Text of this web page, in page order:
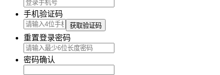
手机验证码
重置登录密码
密码确认